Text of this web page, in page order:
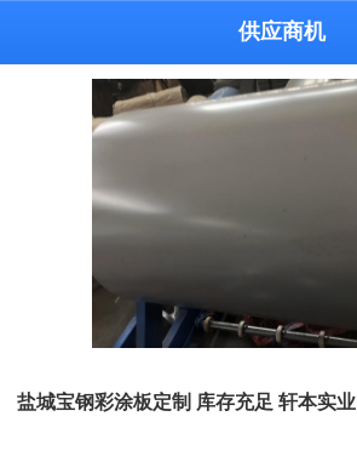
供应商机
盐城宝钢彩涂板定制 库存充足 轩本实业